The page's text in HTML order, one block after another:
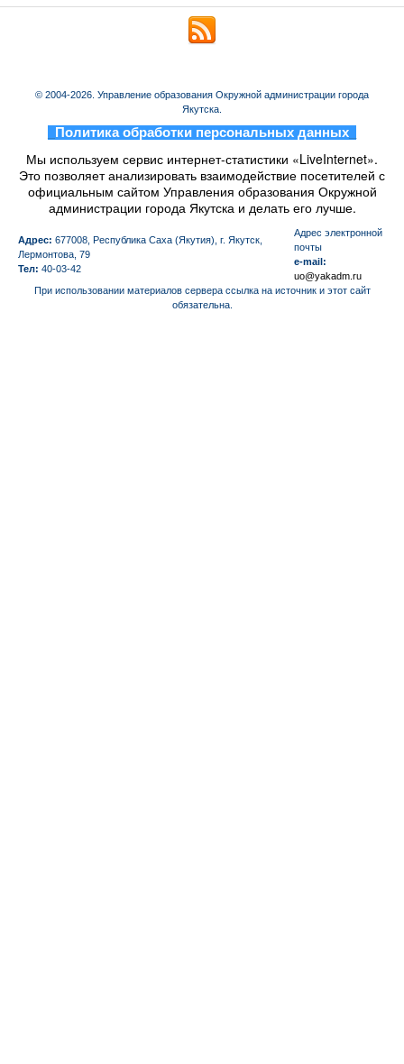
© 2004-2026. Управление образования Окружной администрации города
Якутска.
Политика обработки персональных данных
Мы используем сервис интернет-статистики «LiveInternet».
Это позволяет анализировать взаимодействие посетителей с
официальным сайтом Управления образования Окружной
администрации города Якутска и делать его лучше.
Адрес: 677008, Республика Саха (Якутия), г. Якутск,
Лермонтова, 79
Тел: 40-03-42
Aдрес электронной
почты
e-mail:
uo@yakadm.ru
При использовании материалов сервера ссылка на источник и этот сайт
обязательна.